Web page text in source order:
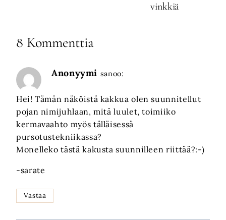
vinkkiä
8 Kommenttia
Anonyymi sanoo:
Hei! Tämän näköistä kakkua olen suunnitellut
pojan nimijuhlaan, mitä luulet, toimiiko
kermavaahto myös tälläisessä
pursotustekniikassa?
Monelleko tästä kakusta suunnilleen riittää?:-)
-sarate
Vastaa